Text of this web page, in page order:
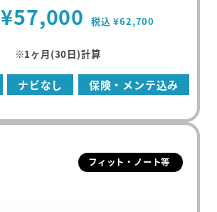
¥57,000 税込 ¥62,700
※1ヶ月(30日)計算
ナビなし 保険・メンテ込み
フィット・ノート等